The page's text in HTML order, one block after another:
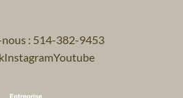
: 514-382-9453
InstagramYoutube